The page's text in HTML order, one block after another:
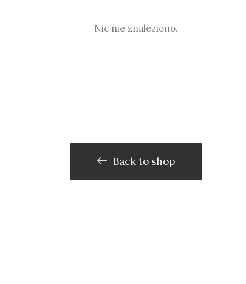
Nic nie znaleziono.
Back to shop